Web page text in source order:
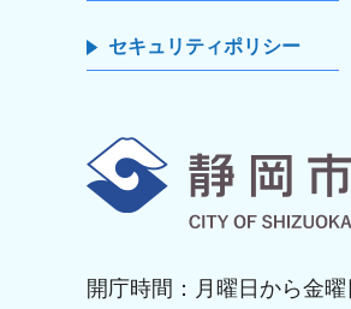
セキュリティポリシー
開庁時間：月曜日から金